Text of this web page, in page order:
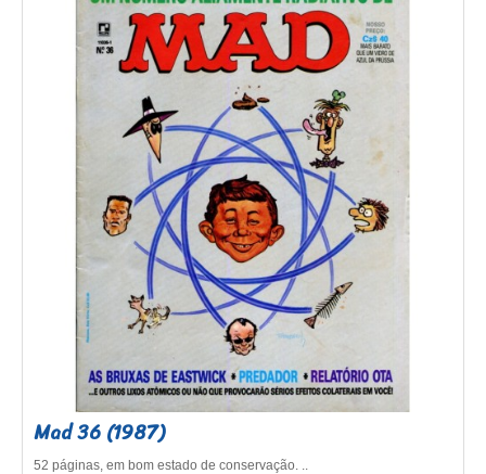
Mad 36 (1987)
52 páginas, em bom estado de conservação. ..